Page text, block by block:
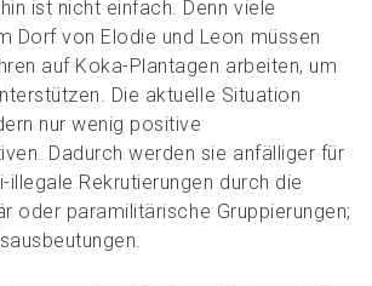
ist nicht einfach. Denn viele
Dorf von Elodie und Leon müssen
auf Koka-Plantagen arbeiten, um
Die aktuelle Situation
nur wenig positive
Dadurch werden sie anfälliger für
illegale Rekrutierungen durch die
oder paramilitärische Gruppierungen;